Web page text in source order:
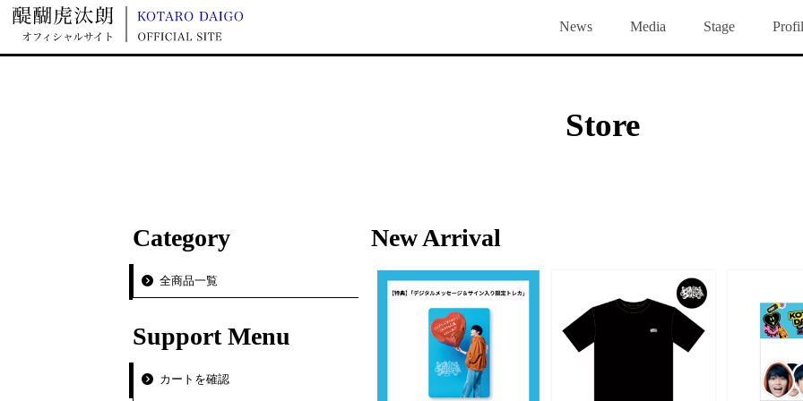
News Media Stage
Gallery Group Chat
Store
Category
全商品一覧
Support Menu
カートを確認
New Arrival